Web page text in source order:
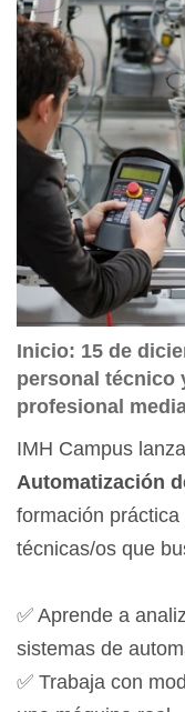
Inicio: 15 de
personal técnico
profesional
IMH Campus
Automatización
formación
técnicas/os que
✅ Aprende a
sistemas de
✅ Trabaja con